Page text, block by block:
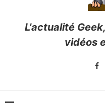
L'actualité
vidéos